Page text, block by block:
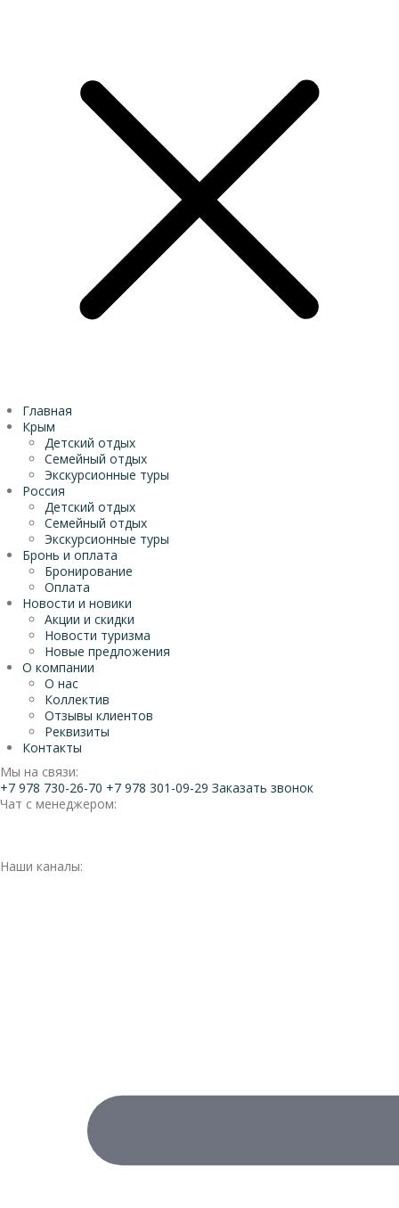
Главная
Крым
Детский отдых
Семейный отдых
Экскурсионные туры
Россия
Детский отдых
Семейный отдых
Экскурсионные туры
Бронь и оплата
Бронирование
Оплата
Новости и новики
Акции и скидки
Новости туризма
Новые предложения
О компании
О нас
Коллектив
Отзывы клиентов
Реквизиты
Контакты
Мы на связи:
+7 978 730-26-70 +7 978 301-09-29 Заказать звонок
Чат с менеджером:
Наши каналы: